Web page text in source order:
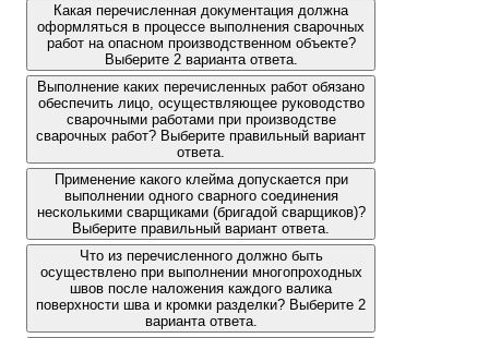
Какая перечисленная документация должна
оформляться в процессе выполнения сварочных
работ на опасном производственном объекте?
Выберите 2 варианта ответа.
Выполнение каких перечисленных работ обязано
обеспечить лицо, осуществляющее руководство
сварочными работами при производстве
сварочных работ? Выберите правильный вариант
ответа.
Применение какого клейма допускается при
выполнении одного сварного соединения
несколькими сварщиками (бригадой сварщиков)?
Выберите правильный вариант ответа.
Что из перечисленного должно быть
осуществлено при выполнении многопроходных
швов после наложения каждого валика
поверхности шва и кромки разделки? Выберите 2
варианта ответа.